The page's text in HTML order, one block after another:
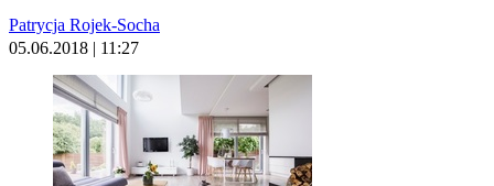
Patrycja Rojek-Socha
05.06.2018 | 11:27